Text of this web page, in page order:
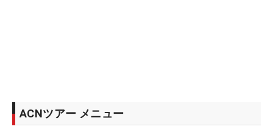
ACNツアー メニュー